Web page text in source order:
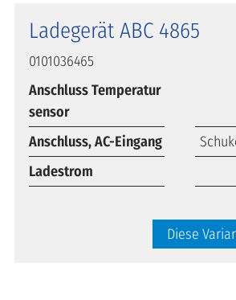
Ladegerät ABC 4865
0101036465
Anschluss Temperatur
sensor
Anschluss, AC-Eingang
Ladestrom
Diese